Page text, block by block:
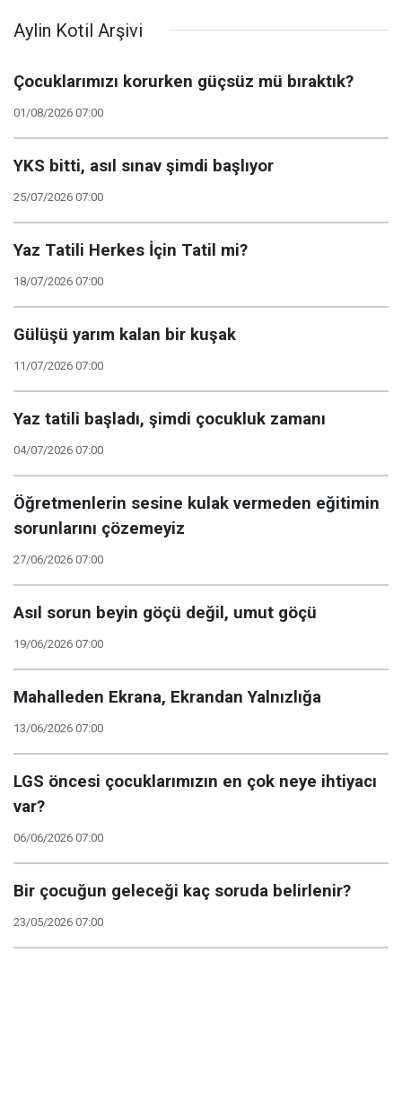
Aylin Kotil Arşivi
Çocuklarımızı korurken güçsüz mü bıraktık?
01/08/2026 07:00
YKS bitti, asıl sınav şimdi başlıyor
25/07/2026 07:00
Yaz Tatili Herkes İçin Tatil mi?
18/07/2026 07:00
Gülüşü yarım kalan bir kuşak
11/07/2026 07:00
Yaz tatili başladı, şimdi çocukluk zamanı
04/07/2026 07:00
Öğretmenlerin sesine kulak vermeden eğitimin
sorunlarını çözemeyiz
27/06/2026 07:00
Asıl sorun beyin göçü değil, umut göçü
19/06/2026 07:00
Mahalleden Ekrana, Ekrandan Yalnızlığa
13/06/2026 07:00
LGS öncesi çocuklarımızın en çok neye ihtiyacı
var?
06/06/2026 07:00
Bir çocuğun geleceği kaç soruda belirlenir?
23/05/2026 07:00